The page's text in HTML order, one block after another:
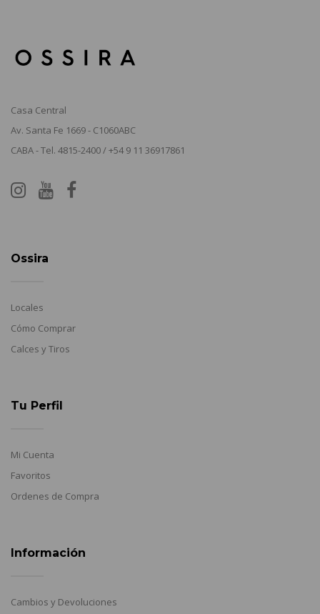
Casa Central
Av. Santa Fe 1669 - C1060ABC
CABA - Tel. 4815-2400 / +54 9 11 36917861
Ossira
Locales
Cómo Comprar
Calces y Tiros
Tu Perfil
Mi Cuenta
Favoritos
Ordenes de Compra
Información
Cambios y Devoluciones